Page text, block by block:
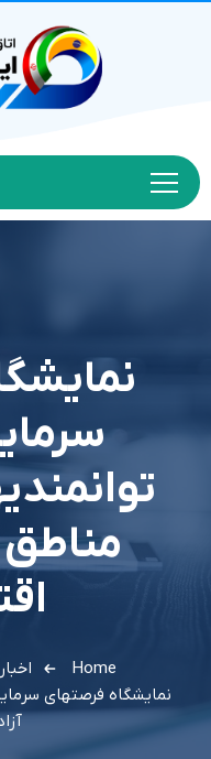
مناطق
Home
نمایشگاه فرصتهای